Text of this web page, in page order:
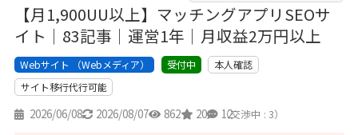
【月1,900UU以上】マッチングアプリSEOサ
イト｜83記事｜運営1年｜月収益2万円以上
Webサイト （Webメディア） 受付中
本人確認
サイト移行代行可能
2026/06/08 2026/08/07 862 20 12
（交渉中 : 3）